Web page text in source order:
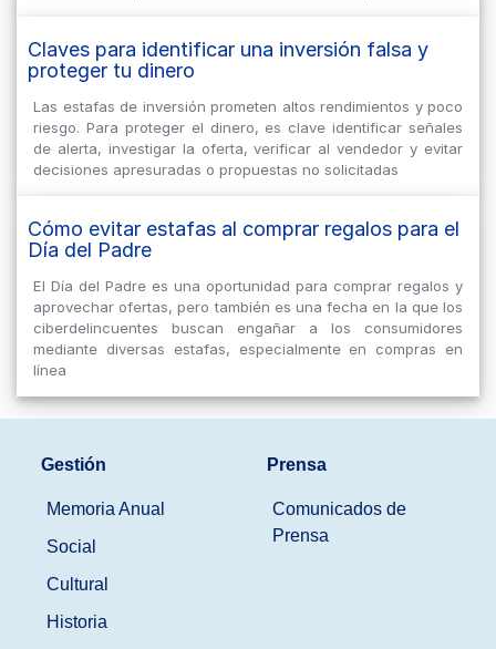
Claves para identificar una inversión falsa y
proteger tu dinero
Las estafas de inversión prometen altos rendimientos y poco
riesgo. Para proteger el dinero, es clave identificar señales
de alerta, investigar la oferta, verificar al vendedor y evitar
decisiones apresuradas o propuestas no solicitadas
Cómo evitar estafas al comprar regalos para el
Día del Padre
El Día del Padre es una oportunidad para comprar regalos y
aprovechar ofertas, pero también es una fecha en la que los
ciberdelincuentes buscan engañar a los consumidores
mediante diversas estafas, especialmente en compras en
línea
Gestión
Memoria Anual
Social
Cultural
Historia
Prensa
Comunicados de
Prensa